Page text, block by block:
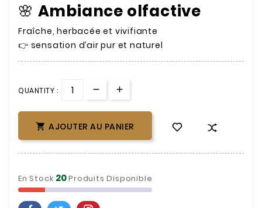
🌸 Ambiance olfactive
Fraîche, herbacée et vivifiante
👉 sensation d’air pur et naturel
QUANTITY :
 AJOUTER AU PANIER
En Stock 20Produits Disponible